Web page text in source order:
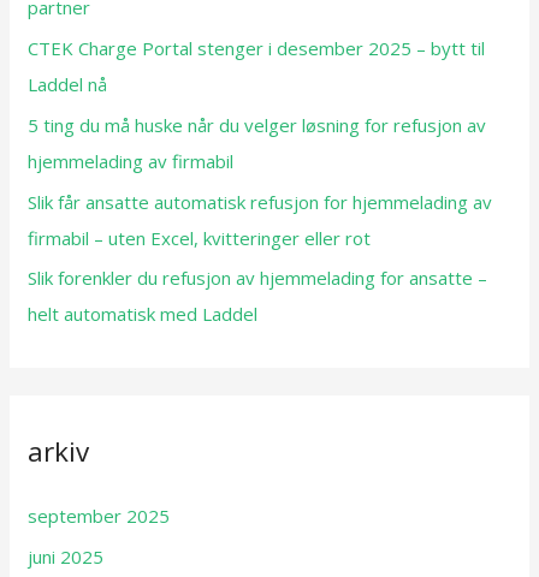
partner
CTEK Charge Portal stenger i desember 2025 – bytt til
Laddel nå
5 ting du må huske når du velger løsning for refusjon av
hjemmelading av firmabil
Slik får ansatte automatisk refusjon for hjemmelading av
firmabil – uten Excel, kvitteringer eller rot
Slik forenkler du refusjon av hjemmelading for ansatte –
helt automatisk med Laddel
arkiv
september 2025
juni 2025